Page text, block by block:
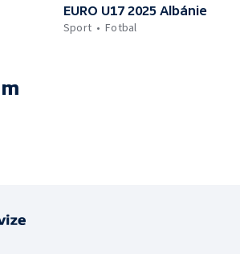
EURO U17 2025 Albánie
Sport
Fotbal